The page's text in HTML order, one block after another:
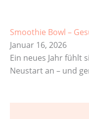
Smoothie Bowl –
Januar 16, 2026
Ein neues Jahr fühlt
Neustart an – und